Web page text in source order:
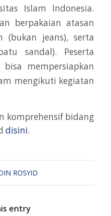
Islam Indonesia.
berpakaian atasan
(bukan jeans), serta
sandal). Peserta
mempersiapkan
mengikuti kegiatan
komprehensif bidang
disini.
ROSYID
entry